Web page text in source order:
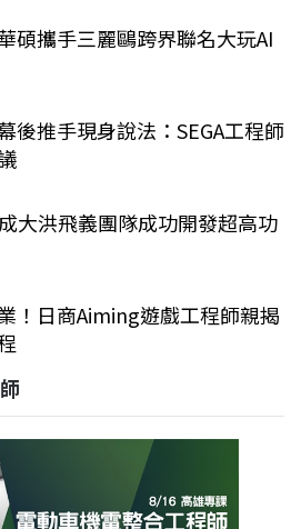
碩攜手三麗鷗跨界聯名大玩AI
後推手現身說法：SEGA工程師
大洪飛義團隊成功開發超高功
！日商Aiming遊戲工程師親揭